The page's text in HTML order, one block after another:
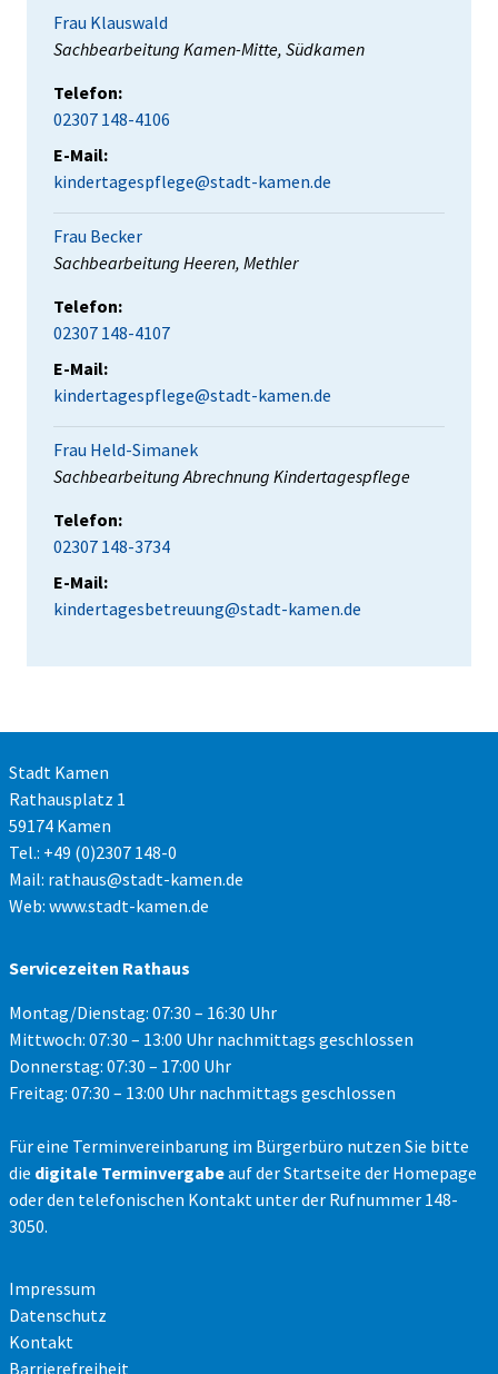
Frau Klauswald
Position:
Sachbearbeitung Kamen-Mitte, Südkamen
Telefon:
02307 148-4106
E-Mail:
kindertagespflege@stadt-kamen.de
Frau Becker
Position:
Sachbearbeitung Heeren, Methler
Telefon:
02307 148-4107
E-Mail:
kindertagespflege@stadt-kamen.de
Frau Held-Simanek
Position:
Sachbearbeitung Abrechnung Kindertagespflege
Telefon:
02307 148-3734
E-Mail:
kindertagesbetreuung@stadt-kamen.de
Stadt Kamen
Rathausplatz 1
59174 Kamen
Tel.: +49 (0)2307 148-0
Mail: rathaus@stadt-kamen.de
Web: www.stadt-kamen.de
Servicezeiten Rathaus
Montag/Dienstag: 07:30 – 16:30 Uhr
Mittwoch: 07:30 – 13:00 Uhr nachmittags geschlossen
Donnerstag: 07:30 – 17:00 Uhr
Freitag: 07:30 – 13:00 Uhr nachmittags geschlossen
Für eine Terminvereinbarung im Bürgerbüro nutzen Sie bitte
die digitale Terminvergabeauf der Startseite der Homepage
oder den telefonischen Kontakt unter der Rufnummer 148-
3050.
Impressum
Datenschutz
Kontakt
Barrierefreiheit